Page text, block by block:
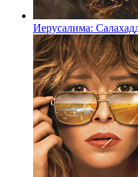
Иерусалима: